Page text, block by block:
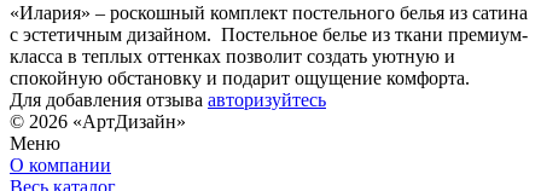
«Илария» – роскошный комплект постельного белья из сатина
с эстетичным дизайном. Постельное белье из ткани премиум-
класса в теплых оттенках позволит создать уютную и
спокойную обстановку и подарит ощущение комфорта.
Для добавления отзыва авторизуйтесь
© 2026 «АртДизайн»
Меню
О компании
Весь каталог